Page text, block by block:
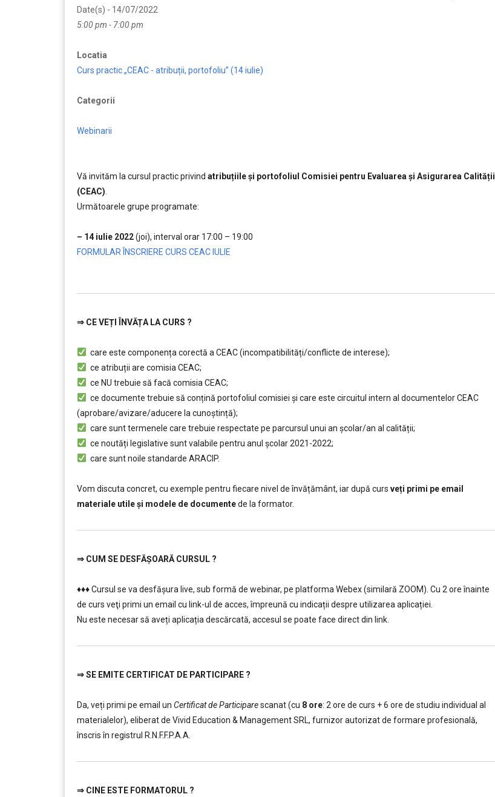
Date(s) - 14/07/2022
5:00 pm - 7:00 pm
Locatia
Curs practic „CEAC - atribuții, portofoliu” (14 iulie)
Categorii
Webinarii
Vă invităm la cursul practic privind atribuțiile și portofoliul Comisiei pentru Evaluarea și Asigurarea Calității
(CEAC)
Următoarele grupe programate:
– 14 iulie 2022(joi), interval orar 17:00 – 19:00
FORMULAR ÎNSCRIERE CURS CEAC IULIE
⇒ CE VEȚI ÎNVĂȚA LA CURS ?
care este componența corectă a CEAC (incompatibilități/conflicte de interese);
ce atribuții are comisia CEAC;
ce NU trebuie să facă comisia CEAC;
ce documente trebuie să conțină portofoliul comisiei și care este circuitul intern al documentelor CEAC
(aprobare/avizare/aducere la cunoştință);
care sunt termenele care trebuie respectate pe parcursul unui an şcolar/an al calității;
ce noutăți legislative sunt valabile pentru anul școlar 2021-2022;
care sunt noile standarde ARACIP.
Vom discuta concret, cu exemple pentru fiecare nivel de învățământ, iar după curs veți primi pe email
materiale utile și modele de documentede la formator.
⇒ CUM SE DESFĂȘOARĂ CURSUL ?
♦♦♦ Cursul se va desfășura live, sub formă de webinar, pe platforma Webex (similară ZOOM). Cu 2 ore înainte
de curs veţi primi un email cu link-ul de acces, împreună cu indicații despre utilizarea aplicației.
Nu este necesar să aveți aplicația descărcată, accesul se poate face direct din link.
⇒SE EMITE CERTIFICAT DE PARTICIPARE ?
Da, veți primi pe email un Certificat de Participarescanat (cu 8 ore: 2 ore de curs + 6 ore de studiu individual al
materialelor), eliberat de Vivid Education & Management SRL, furnizor autorizat de formare profesională,
înscris în registrul R.N.F.F.P.A.A.
⇒ CINE ESTE FORMATORUL ?